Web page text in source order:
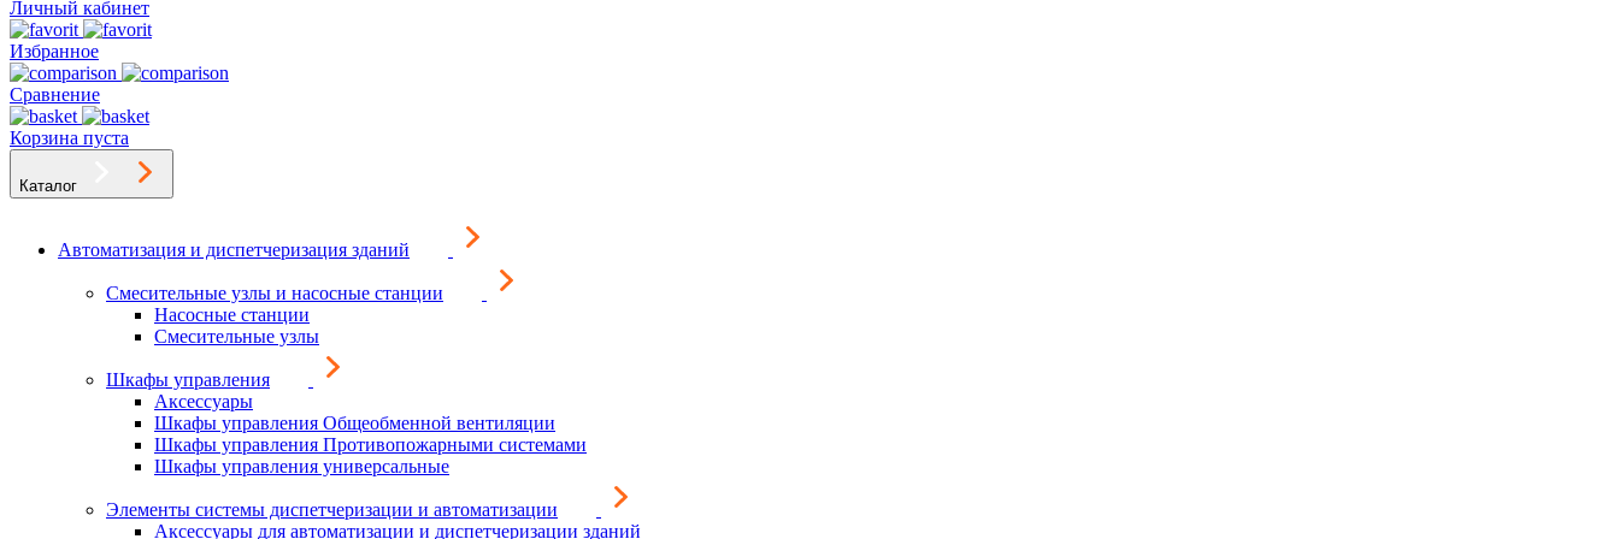
Личный кабинет
Избранное
Сравнение
Корзина пуста
Каталог
Автоматизация и диспетчеризация зданий
Смесительные узлы и насосные станции
Насосные станции
Смесительные узлы
Шкафы управления
Аксессуары
Шкафы управления Общеобменной вентиляции
Шкафы управления Противопожарными системами
Шкафы управления универсальные
Элементы системы диспетчеризации и автоматизации
Аксессуары для автоматизации и диспетчеризации зданий